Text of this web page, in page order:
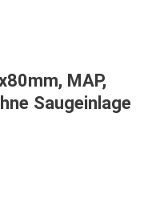
MAP,
Saugeinlage